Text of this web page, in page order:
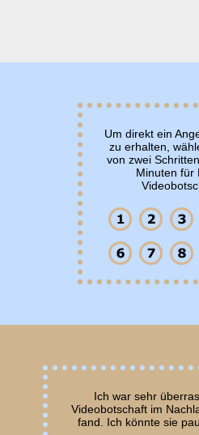
Um direkt ein
zu erhalten,
von zwei
Minuten für
Ich war sehr
Videobotschaft im
fand. Ich könnte sie